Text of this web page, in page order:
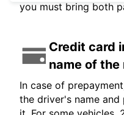
you must bring both
Credit card
name of
In case of
the driver's name